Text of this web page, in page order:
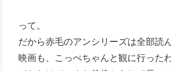
って。
だから赤毛のアンシリーズは全部読ん
映画も、こっぺちゃんと観に行ったわ